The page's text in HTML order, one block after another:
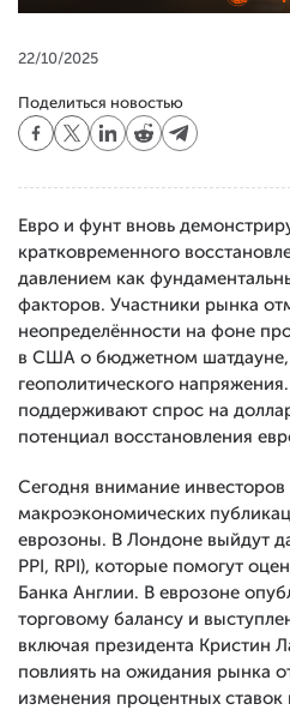
22/10/2025
Поделиться новостью
Евро и фунт вновь
кратковременного
давлением как
факторов. Участники рынка
неопределённости на фоне
в США о бюджетном шатдауне,
геополитического
поддерживают спрос на
потенциал восстановления
Сегодня внимание инвесторов
макроэкономических
еврозоны. В Лондоне выйдут
PPI, RPI), которые помогут
Банка Англии. В еврозоне
торговому балансу и
включая президента Кристин
повлиять на ожидания рынка
изменения процентных ставок